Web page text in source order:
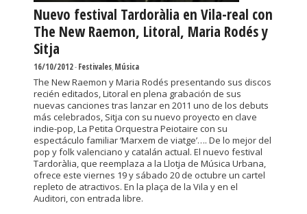
Nuevo festival Tardoràlia en Vila-real con
The New Raemon, Litoral, Maria Rodés y
Sitja
16/10/2012-Festivales,Música
The New Raemon y Maria Rodés presentando sus discos
recién editados, Litoral en plena grabación de sus
nuevas canciones tras lanzar en 2011 uno de los debuts
más celebrados, Sitja con su nuevo proyecto en clave
indie-pop, La Petita Orquestra Peiotaire con su
espectáculo familiar ‘Marxem de viatge’…. De lo mejor del
pop y folk valenciano y catalán actual. El nuevo festival
Tardoràlia, que reemplaza a la Llotja de Música Urbana,
ofrece este viernes 19 y sábado 20 de octubre un cartel
repleto de atractivos. En la plaça de la Vila y en el
Auditori, con entrada libre.